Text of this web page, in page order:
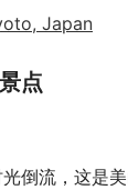
静和一瞥日本
日本传统文化
Japan
点
倒流，这是